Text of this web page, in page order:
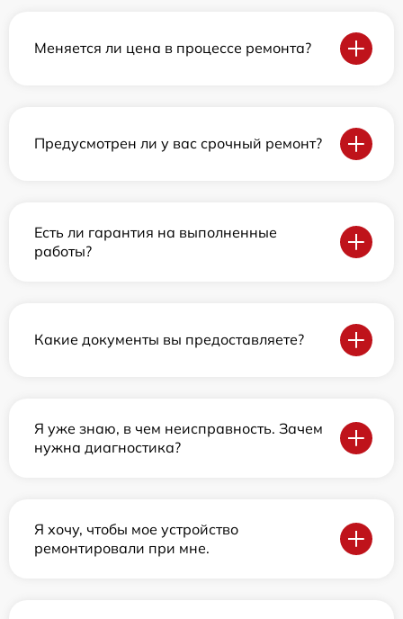
Меняется ли цена в процессе ремонта?
Предусмотрен ли у вас срочный ремонт?
Есть ли гарантия на выполненные
работы?
Какие документы вы предоставляете?
Я уже знаю, в чем неисправность. Зачем
нужна диагностика?
Я хочу, чтобы мое устройство
ремонтировали при мне.